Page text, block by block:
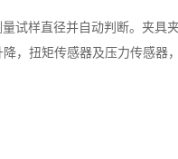
试样直径并自动判断。夹具
，扭矩传感器及压力传感器